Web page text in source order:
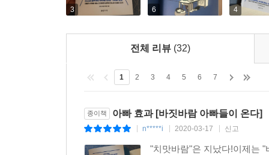
3 6 4
전체 리뷰 (32)
1 2 3 4 5 6 7
종이책 아빠 효과 [바짓바람 아빠들이 온다]
n*****i 2020-03-17 신고
"치맛바람"은 지났다!이제는